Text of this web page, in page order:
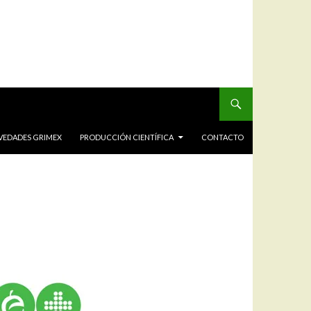
GRIMEX PRODUCCIÓN CIENTÍFICA CONTACTO